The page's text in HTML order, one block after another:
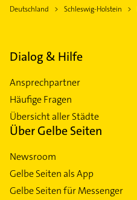
Deutschland Schleswig-Holstein
Dialog & Hilfe
Ansprechpartner
Häufige Fragen
Übersicht aller Städte
Über Gelbe Seiten
Newsroom
Gelbe Seiten als App
Gelbe Seiten für Messenger